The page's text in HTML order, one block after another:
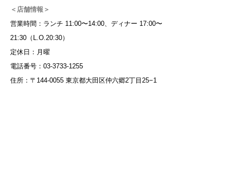
＜店舗情報＞
営業時間：ランチ 11:00〜14:00、ディナー 17:00〜
21:30（L.O.20:30）
定休日：月曜
電話番号：03-3733-1255
住所：〒144-0055 東京都大田区仲六郷2丁目25−1